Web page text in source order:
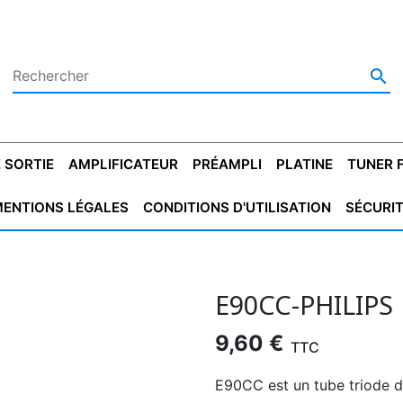

AMPLIFICATEUR PRÉAMPLI PLATINE TUNER
LÉGALES CONDITIONS D'UTILISATION
E90CC-PHILIPS
9,60 € TTC
E90CC est un tube triode